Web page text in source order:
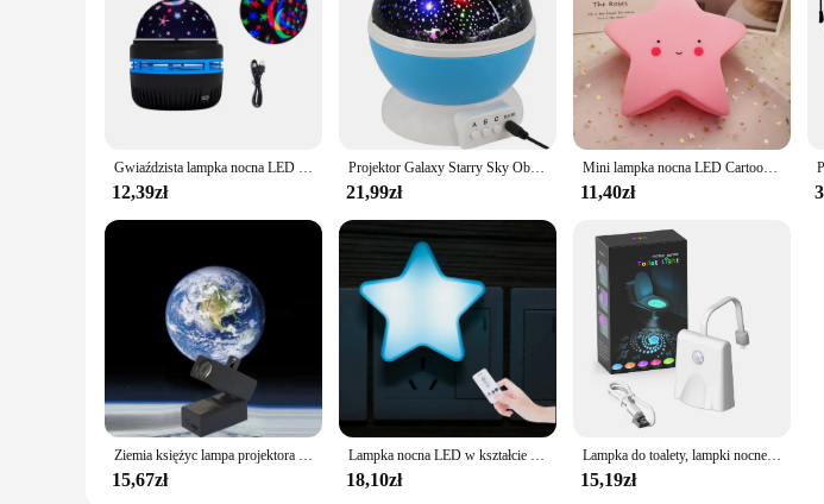
Gwiaździsta lampka nocna LED Pilot Obrotowa lampa projekcyjna Galaxy Aurora Wtyczka USB Magic Ball Stage KTV Atmosphere Decor
12,39zł
Projektor Galaxy Starry Sky Obrotowa lampka nocna LED Planetarium Dzieci Sypialnia Gwiazda Lampki nocne Światło księżyca Lampa prezentowa dla dzieci
21,99zł
Mini lampka nocna LED Cartoon Fantasy Star Moon oświetlenie wewnętrzne lampka nocna dekoracja pokoju dziecięcego prezent dla dzieci zabawka lampka nocna
11,40zł
Ziemia księżyc lampa projektora projektor gwiazda planeta projektor tło atmosfera Led lampka nocna dla dzieci sypialnia dekoracje ścienne
15,67zł
Lampka nocna LED w kształcie gwiazdy pilot gniazdo lampa dekoracja sypialni lampki nocne kinkiety dla dzieci dzieci dziecko sen lampki nocne
18,10zł
Lampka do toalety, lampki nocne do toalety z projektorem gwiazdowym i czujnikiem ruchu 16-miastowa zmiana kolorów, lampka nocna LED na deskę sedesową
15,19zł